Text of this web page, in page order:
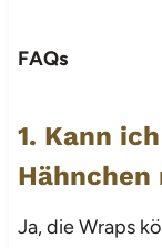
FAQs
1. Kann
Hähnchen
Ja, die Wraps